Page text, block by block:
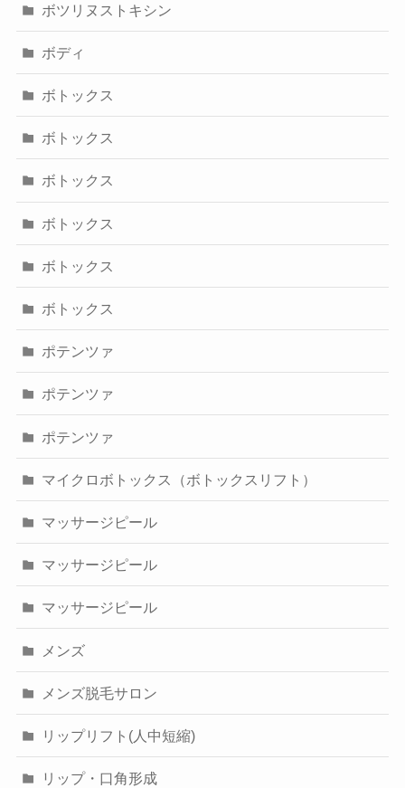
ボツリヌストキシン
ボディ
ボトックス
ボトックス
ボトックス
ボトックス
ボトックス
ボトックス
ポテンツァ
ポテンツァ
ポテンツァ
マイクロボトックス（ボトックスリフト）
マッサージピール
マッサージピール
マッサージピール
メンズ
メンズ脱毛サロン
リップリフト(人中短縮)
リップ・口角形成